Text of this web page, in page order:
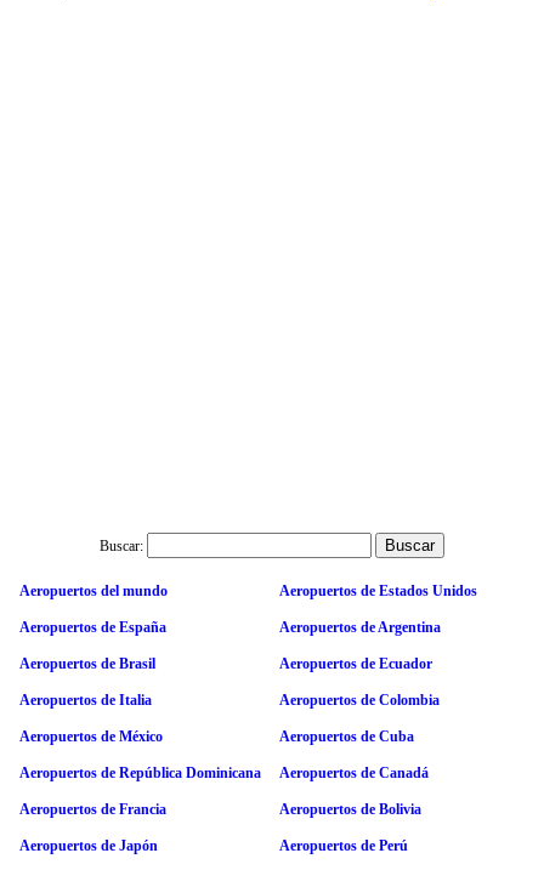
Buscar:
Aeropuertos del mundo Aeropuertos de Estados Unidos
Aeropuertos de España Aeropuertos de Argentina
Aeropuertos de Brasil Aeropuertos de Ecuador
Aeropuertos de Italia Aeropuertos de Colombia
Aeropuertos de México Aeropuertos de Cuba
Aeropuertos de República Dominicana Aeropuertos de Canadá
Aeropuertos de Francia Aeropuertos de Bolivia
Aeropuertos de Japón Aeropuertos de Perú